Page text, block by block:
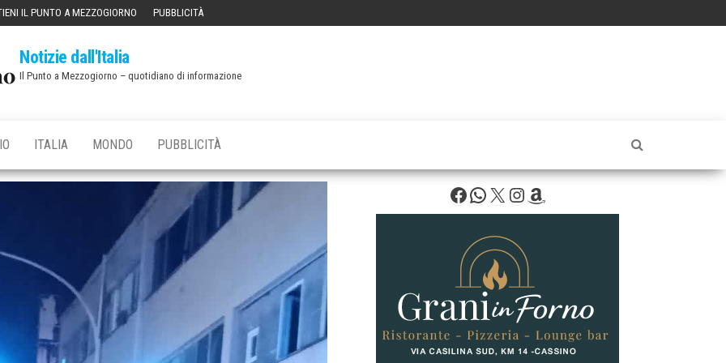
IL PUNTO A MEZZOGIORNO PUBBLICITÀ
Notizie dall'Italia
Il Punto a Mezzogiorno – quotidiano di informazione
ITALIA MONDO PUBBLICITÀ
Facebook
WhatsApp
X Instagram
Amazon